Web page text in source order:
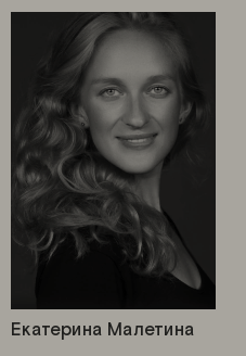
Екатерина Малетина